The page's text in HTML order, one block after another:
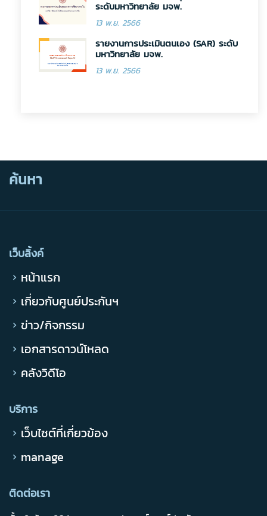
ระดับมหาวิทยาลัย มจพ.
13 พ.ย. 2566
รายงานการประเมินตนเอง (SAR) ระดับ
มหาวิทยาลัย มจพ.
13 พ.ย. 2566
ค้นหา
เว็บลิ้งค์
หน้าแรก
เกี่ยวกับศูนย์ประกันฯ
ข่าว/กิจกรรม
เอกสารดาวน์โหลด
คลังวิดีโอ
บริการ
เว็บไซต์ที่เกี่ยวข้อง
manage
ติดต่อเรา